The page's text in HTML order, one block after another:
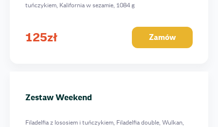
tuńczykiem, Kalifornia w sezamie, 1084 g
125zł Zamów
Zestaw Weеkend
Filadelfia z lososiem i tuńczykiem, Filadelfia double, Wulkan,